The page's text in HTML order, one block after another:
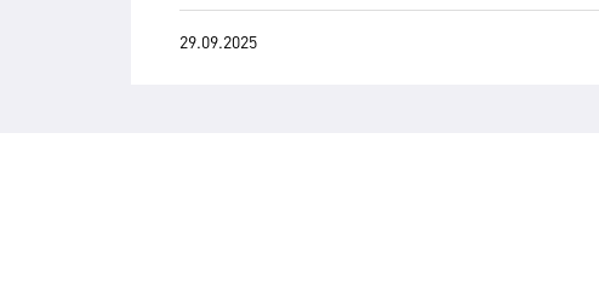
29.09.2025